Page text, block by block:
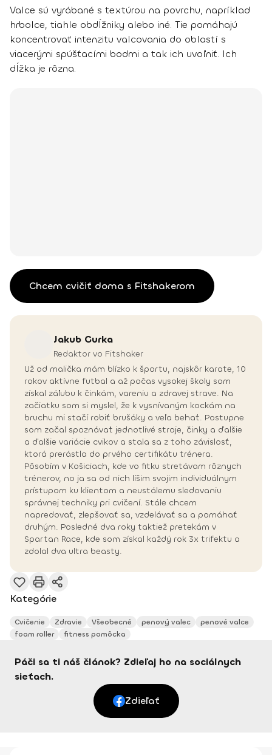
Valce sú vyrábané s textúrou na povrchu, napríklad
hrbolce, tiahle obdĺžniky alebo iné. Tie pomáhajú
koncentrovať intenzitu valcovania do oblastí s
viacerými spúšťacími bodmi a tak ich uvoľniť. Ich
dĺžka je rôzna.
Chcem cvičiť doma s Fitshakerom
Jakub Gurka
Redaktor vo Fitshaker
Už od malička mám blízko k športu, najskôr karate, 10
rokov aktívne futbal a až počas vysokej školy som
získal záľubu k činkám, vareniu a zdravej strave. Na
začiatku som si myslel, že k vysnívaným kockám na
bruchu mi stačí robiť brušáky a veľa behať. Postupne
som začal spoznávať jednotlivé stroje, činky a ďalšie
a ďalšie variácie cvikov a stala sa z toho závislosť,
ktorá prerástla do prvého certifikátu trénera.
Pôsobím v Košiciach, kde vo fitku stretávam rôznych
trénerov, no ja sa od nich líšim svojim individuálnym
prístupom ku klientom a neustálemu sledovaniu
správnej techniky pri cvičení. Stále chcem
napredovať, zlepšovať sa, vzdelávať sa a pomáhať
druhým. Posledné dva roky taktiež pretekám v
Spartan Race, kde som získal každý rok 3x trifektu a
zdolal dva ultra beasty.
Kategórie
Cvičenie Zdravie Všeobecné penový valec
penové valce
foam roller
fitness pomôcka
Páči sa ti náš článok? Zdieľaj ho na sociálnych
sieťach.
Zdieľať